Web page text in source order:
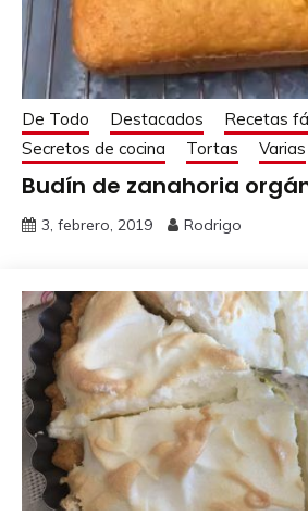
De Todo Destacados
Recetas
Secretos de cocina
Tortas Varias
Budín de zanahoria
3, febrero, 2019 Rodrigo